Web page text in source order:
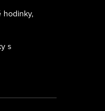
hodinky,
s